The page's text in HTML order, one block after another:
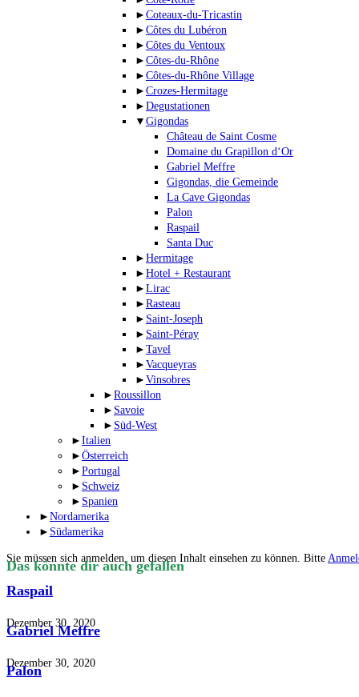
► Coteaux-du-Tricastin
► Côtes du Lubéron
► Côtes du Ventoux
► Côtes-du-Rhône
► Côtes-du-Rhône Village
► Crozes-Hermitage
► Degustationen
▼ Gigondas
Château de Saint Cosme
Domaine du Grapillon d‘Or
Gabriel Meffre
Gigondas, die Gemeinde
La Cave Gigondas
Palon
Raspail
Santa Duc
► Hermitage
► Hotel + Restaurant
► Lirac
► Rasteau
► Saint-Joseph
► Saint-Péray
► Tavel
► Vacqueyras
► Vinsobres
► Roussillon
► Savoie
► Süd-West
► Italien
► Österreich
► Portugal
► Schweiz
► Spanien
► Nordamerika
► Südamerika
Sie müssen sich anmelden, um diesen Inhalt einsehen zu können. Bitte
Das könnte dir auch gefallen
Raspail
Dezember 30, 2020
Gabriel Meffre
Dezember 30, 2020
Palon